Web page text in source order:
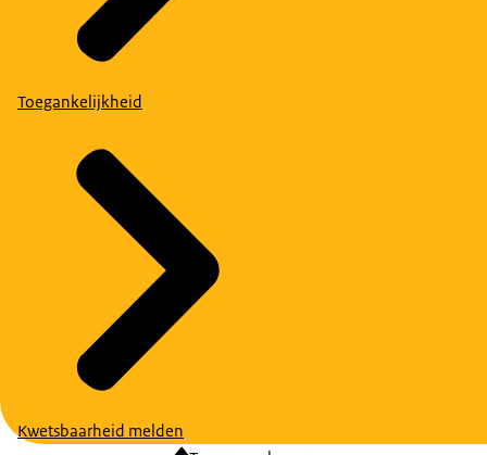
Toegankelijkheid
Kwetsbaarheid melden